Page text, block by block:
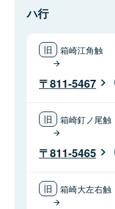
ハ行
箱崎江角触
811-5467
箱崎釘ノ尾触
811-5465
箱崎大左右触